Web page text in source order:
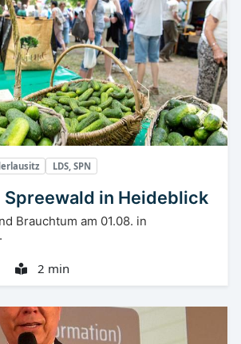
LDS, SPN
Spreewald in Heideblick
Brauchtum am 01.08. in
2 min